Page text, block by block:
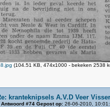
(104.51 KB, 474x1000 - bekeken 2538
kranteknipsels A.V.D Veer
Antwoord #74 Gepost op:26-06-2010,